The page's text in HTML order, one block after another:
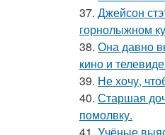
37. Джейсон
горнолыжном
38. Она давно
кино и
39. Не хочу,
40. Старшая
помолвку.